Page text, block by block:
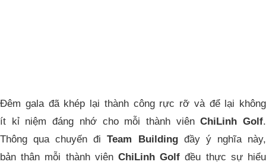
Đêm gala đã khép lại thành công rực rỡ và để lại không
ít kỉ niệm đáng nhớ cho mỗi thành viênChiLinh Golf.
Thông qua chuyến điTeam Buildingđầy ý nghĩa này,
bản thân mỗi thành viên ChiLinh Golf đều thực sự hiểu